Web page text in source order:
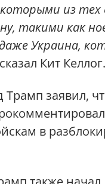
из тех
такими как
Украина,
Кит Келлог.
Трамп заявил,
в